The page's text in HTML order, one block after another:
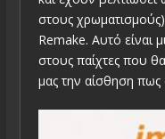
στους
Remake. Αυτό είναι
στους παίχτες που
μας την αίσθηση πως